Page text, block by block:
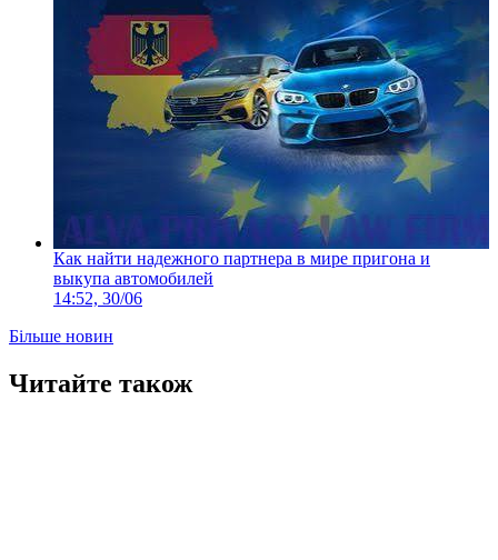
Как найти надежного партнера в мире пригона и
выкупа автомобилей
14:52, 30/06
Більше новин
Читайте також